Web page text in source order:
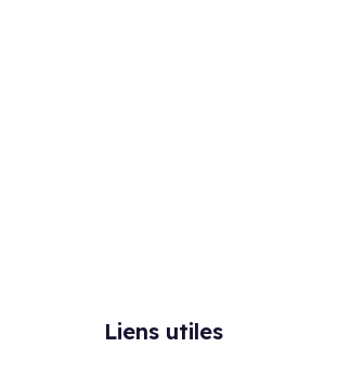
Liens utiles